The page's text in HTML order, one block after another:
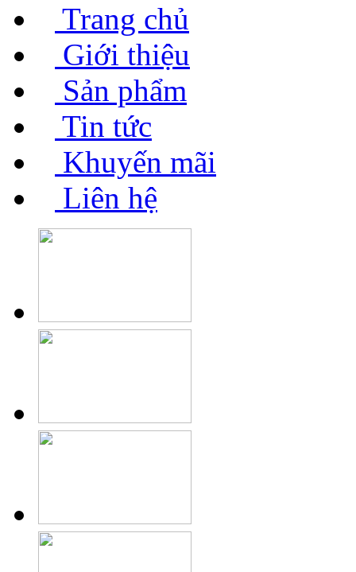
Trang chủ
Giới thiệu
Sản phẩm
Tin tức
Khuyến mãi
Liên hệ